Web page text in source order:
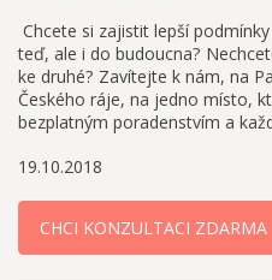
Chcete si zajistit lepší
teď, ale i do budoucna?
ke druhé? Zavítejte k nám, na
Českého ráje, na jedno místo,
bezplatným poradenstvím a
19.10.2018
CHCI KONZULTACI ZDARMA